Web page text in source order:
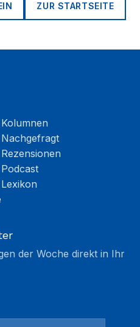
ZUR STARTSEITE
Kolumnen
Nachgefragt
Rezensionen
Podcast
Lexikon
der Woche direkt in Ihr